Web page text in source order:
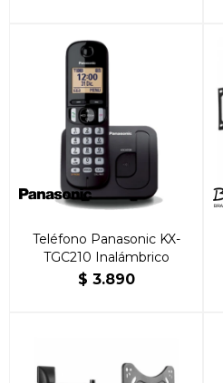
Teléfono Panasonic KX-
TGC210 Inalámbrico
$ 3.890